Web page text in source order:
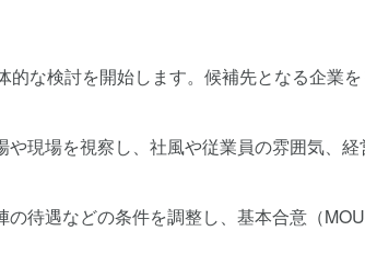
な検討を開始します。候補先となる企業
現場を視察し、社風や従業員の雰囲気、
待遇などの条件を調整し、基本合意（MOU